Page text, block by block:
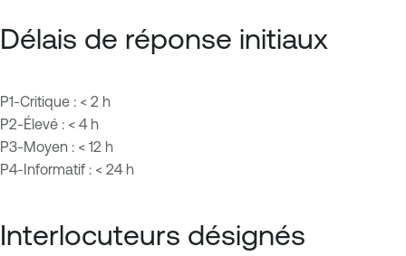
Délais de réponse initiaux
P1-Critique : < 2 h
P2-Élevé : < 4 h
P3-Moyen : < 12 h
P4-Informatif : < 24 h
Interlocuteurs désignés